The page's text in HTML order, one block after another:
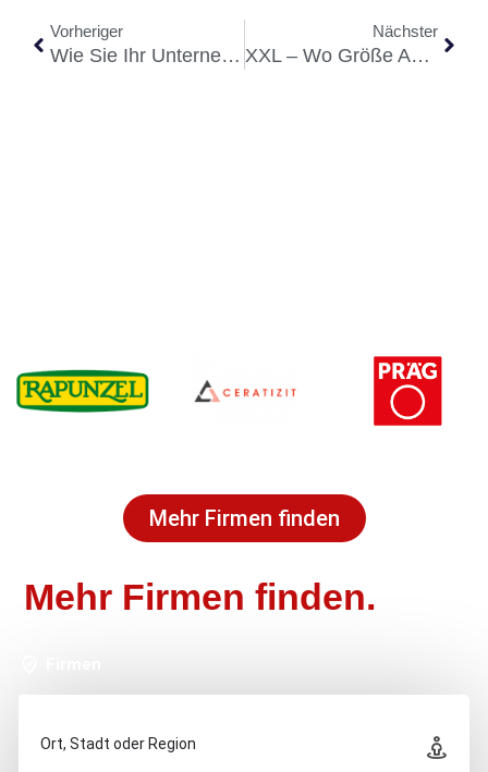
Vorheriger
Wie Sie Ihr Unternehmen Fit Für Die Zukunft Machen
Nächster
XXL – Wo Größe Auf Präzision Trifft
Mehr Firmen finden
Mehr Firmen finden.
Ort, Stadt oder Region